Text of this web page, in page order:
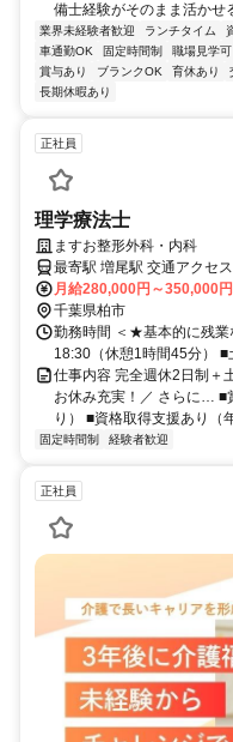
備士経験がそのまま活か
業界未経験者歓迎 ランチタイム
車通勤OK
固定時間制 職場見学可
賞与あり
ブランクOK 育休あり
長期休暇あり
正社員
理学療法士
ますお整形外科・内科
最寄駅 増尾駅 交通アクセス 東武野田線「増尾駅」より徒歩1分 ★車
通勤OK／バイク通勤OK！
月給280,000円～350,000円
千葉県柏市
勤務時間 ＜★基本的に残業
18:30（休憩1時間45分） ■
仕事内容 完全週休2日制＋
お休み充実！／ さらに… ■
り） ■資格取得支援あり（
固定時間制 経験者歓迎
正社員